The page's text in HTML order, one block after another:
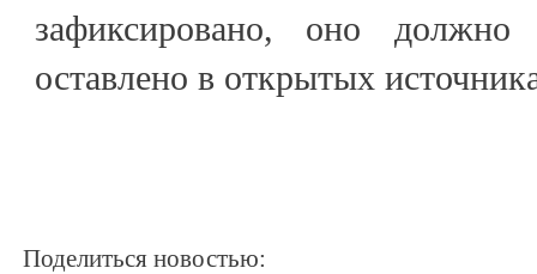
зафиксировано, оно
оставлено в открытых
Поделиться новостью: